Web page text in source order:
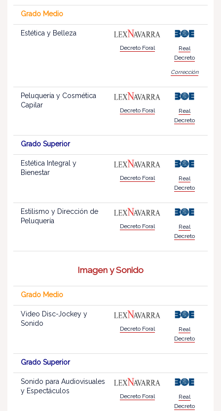
Grado Medio
Estética y Belleza
Decreto Foral
Real
Decreto
Corrección
Peluquería y Cosmética
Capilar
Decreto Foral
Real
Decreto
Grado Superior
Estética Integral y
Bienestar
Decreto Foral
Real
Decreto
Estilismo y Dirección de
Peluquería
Decreto Foral
Real
Decreto
Imagen y Sonido
Grado Medio
Video Disc-Jockey y
Sonido
Decreto Foral
Real
Decreto
Grado Superior
Sonido para Audiovisuales
y Espectáculos
Decreto Foral
Real
Decreto